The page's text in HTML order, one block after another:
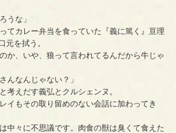
うな」
てカレー弁当を食っていた『義に篤く』亘理
元を拭う。
か、いや、狼って言われてるんだから牛じゃ
んなんじゃない？」
考えだす義弘とクルシェンヌ。
イもその取り留めのない会話に加わってき
中々に不思議です。肉食の獣は臭くて食えた